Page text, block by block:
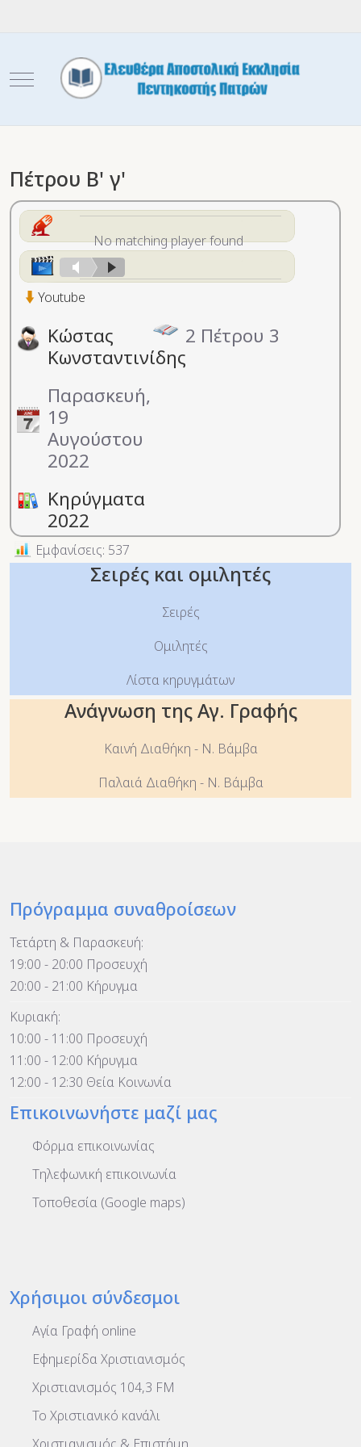
Mobile Menu Toggle
Πέτρου Β' γ'
No matching player found
Youtube
Κώστας
Κωνσταντινίδης
2 Πέτρου 3
Παρασκευή,
19
Αυγούστου
2022
Κηρύγματα
2022
Εμφανίσεις: 537
Σειρές και ομιλητές
Σειρές
Ομιλητές
Λίστα κηρυγμάτων
Ανάγνωση της Αγ. Γραφής
Καινή Διαθήκη - Ν. Βάμβα
Παλαιά Διαθήκη - Ν. Βάμβα
Πρόγραμμα συναθροίσεων
Τετάρτη & Παρασκευή:
19:00 - 20:00 Προσευχή
20:00 - 21:00 Κήρυγμα
Κυριακή:
10:00 - 11:00 Προσευχή
11:00 - 12:00 Κήρυγμα
12:00 - 12:30 Θεία Κοινωνία
Επικοινωνήστε μαζί μας
Φόρμα επικοινωνίας
Τηλεφωνική επικοινωνία
Τοποθεσία (Google maps)
Χρήσιμοι σύνδεσμοι
Αγία Γραφή online
Εφημερίδα Χριστιανισμός
Χριστιανισμός 104,3 FM
To Χριστιανικό κανάλι